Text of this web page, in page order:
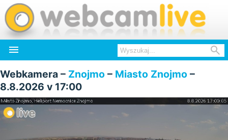
 
Webkamera – Znojmo – Miasto Znojmo –
8.8.2026 v 17:00